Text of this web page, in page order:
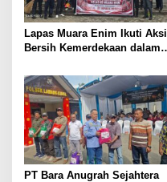
Lapas Muara Enim Ikuti Aksi
Bersih Kemerdekaan dalam
Indonesia
PT Bara Anugrah Sejahtera